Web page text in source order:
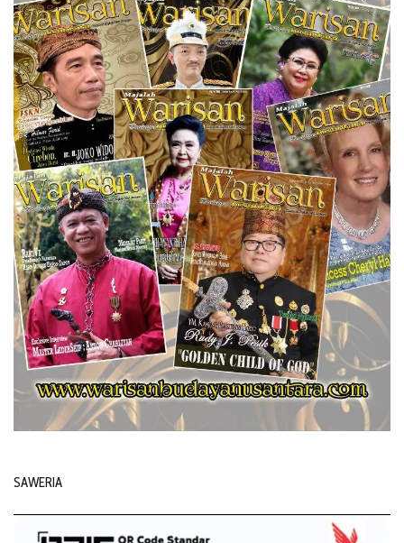
SAWERIA